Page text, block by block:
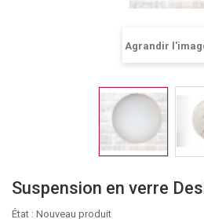
Agrandir
Suspension en verre
État : Nouveau produit